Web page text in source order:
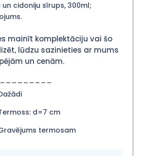
un cidoniju sīrups, 300ml;
mainīt komplektāciju vai šo
lūdzu sazinieties ar mums
un cenām.
d=7 cm
termosam